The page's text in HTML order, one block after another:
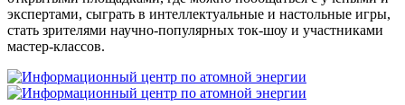
экспертами, сыграть в интеллектуальные и настольные игры,
стать зрителями научно-популярных ток-шоу и участниками
мастер-классов.